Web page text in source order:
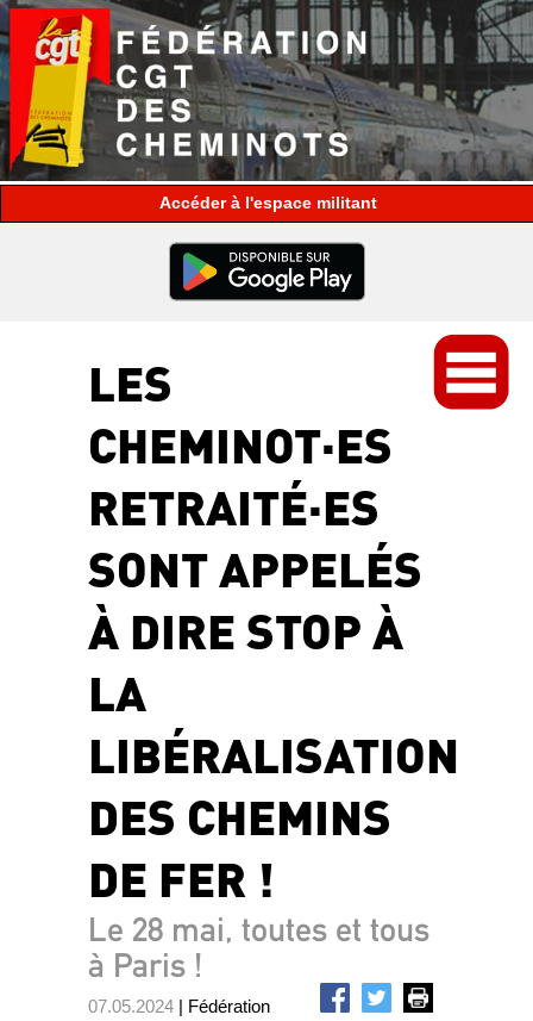
espace militant
LES
CHEMINOT·ES
RETRAITÉ·ES
SONT APPELÉS
À DIRE STOP À
LA
LIBÉRALISATION
DES CHEMINS
DE FER !
Le 28 mai, toutes et tous
à Paris !
07.05.2024 | Fédération